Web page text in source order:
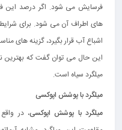
فرسایش می‌ شود. اگر درصد این
های اطراف آن می‌ شود. برای
اشباع آب قرار بگیرد، گزینه‌ های
این حال می‌ توان گفت که بهترین
میلگرد سیاه است.
میلگرد با پوشش اپوکسی
میلگرد با پوشش اپوکسی، در